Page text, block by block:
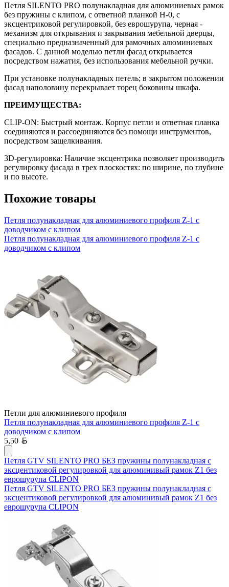
Петля SILENTO PRO полунакладная для алюминиевых рамок
без пружины с клипом, с ответной планкой H-0, с
эксцентриковой регулировкой, без еврошурупа, черная -
механизм для открывания и закрывания мебельной дверцы,
специально предназначенный для рамочных алюминиевых
фасадов. С данной моделью петли фасад открывается
посредством нажатия, без использования мебельной ручки.
При установке полунакладных петель; в закрытом положении
фасад наполовину перекрывает торец боковины шкафа.
ПРЕИМУЩЕСТВА:
CLIP-ON: Быстрый монтаж. Корпус петли и ответная планка
соединяются и рассоединяются без помощи инструментов,
посредством защелкивания.
3D-регулировка: Наличие эксцентрика позволяет производить
регулировку фасада в трех плоскостях: по ширине, по глубине
и по высоте.
Похожие товары
Петля полунакладная для алюминиевого профиля Z-1 с
доводчиком с клипом
Петля полунакладная для алюминиевого профиля Z-1 с
доводчиком с клипом
Петли для алюминиевого профиля
Петля полунакладная для алюминиевого профиля Z-1 с
доводчиком с клипом
5,50
Петля GTV SILENTO PRO БЕЗ пружины полунакладная с
эксцентиковой регулировкой для алюминивый рамок Z1 без
еврошурупа CLIPON
Петля GTV SILENTO PRO БЕЗ пружины полунакладная с
эксцентиковой регулировкой для алюминивый рамок Z1 без
еврошурупа CLIPON